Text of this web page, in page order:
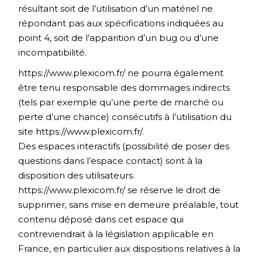
résultant soit de l’utilisation d’un matériel ne
répondant pas aux spécifications indiquées au
point 4, soit de l’apparition d’un bug ou d’une
incompatibilité.
https://www.plexicom.fr/ne pourra également
être tenu responsable des dommages indirects
(tels par exemple qu’une perte de marché ou
perte d’une chance) consécutifs à l’utilisation du
site https://www.plexicom.fr/.
Des espaces interactifs (possibilité de poser des
questions dans l’espace contact) sont à la
disposition des utilisateurs.
https://www.plexicom.fr/se réserve le droit de
supprimer, sans mise en demeure préalable, tout
contenu déposé dans cet espace qui
contreviendrait à la législation applicable en
France, en particulier aux dispositions relatives à la